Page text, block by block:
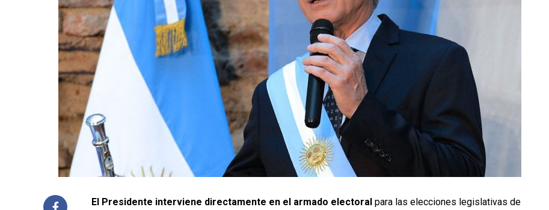
El Presidente interviene directamente en el armado electoral para las elecciones legislativas de